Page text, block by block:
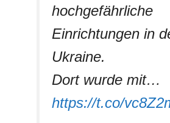
hochgefährliche
Einrichtungen in
Ukraine.
Dort wurde mit…
https://t.co/